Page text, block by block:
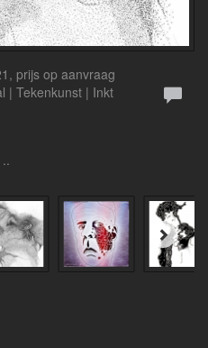
prijs op aanvraag
| Tekenkunst | Inkt
..